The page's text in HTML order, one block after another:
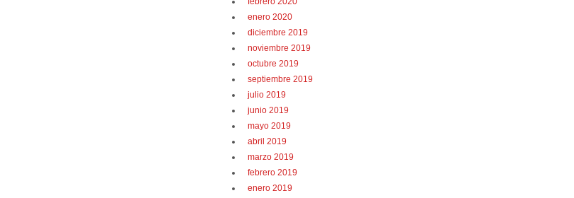
enero 2020
diciembre 2019
noviembre 2019
octubre 2019
septiembre 2019
julio 2019
junio 2019
mayo 2019
abril 2019
marzo 2019
febrero 2019
enero 2019